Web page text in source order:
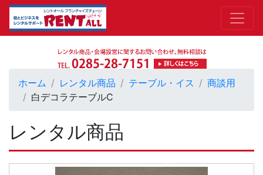
ホーム レンタル商品 テーブル・イス
商談用
白デコラテーブルC
レンタル商品